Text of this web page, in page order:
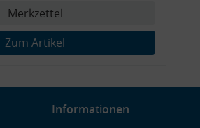
Merkzettel
Zum Artikel
Informationen